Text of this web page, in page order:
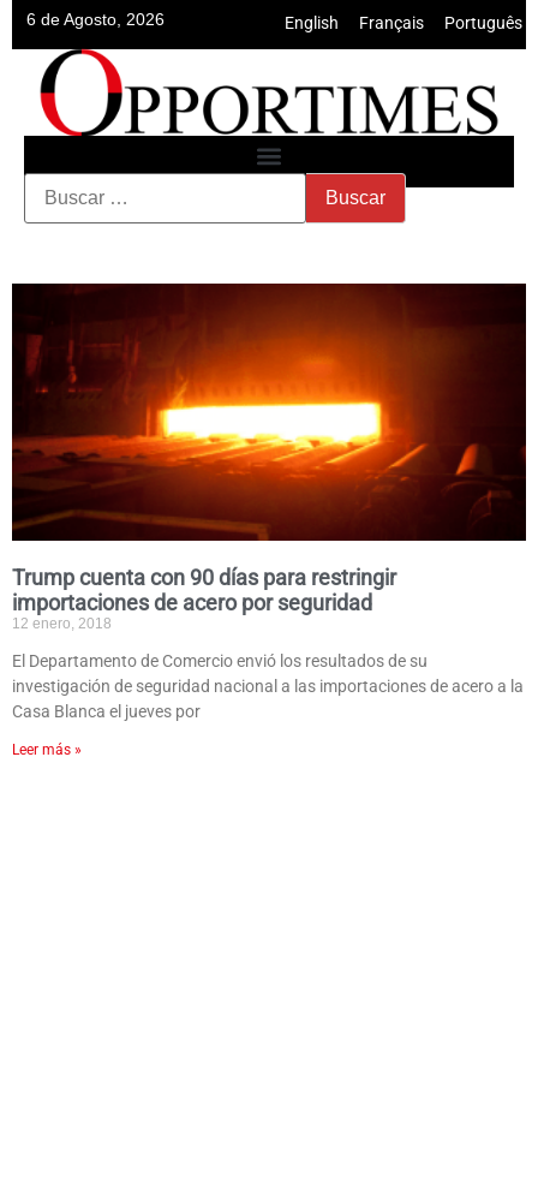
6 de Agosto, 2026 English Français Português
Trump cuenta con 90 días para restringir
importaciones de acero por seguridad
12 enero, 2018
El Departamento de Comercio envió los resultados de su
investigación de seguridad nacional a las importaciones de acero a la
Casa Blanca el jueves por
Leer más »